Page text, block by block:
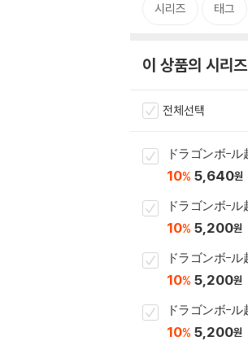
시리즈 태그
이 상품의 시리즈
전체선택
10% 5,640원
10% 5,200원
10% 5,200원
10% 5,200원